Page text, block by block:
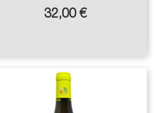
Prix
32,00 €